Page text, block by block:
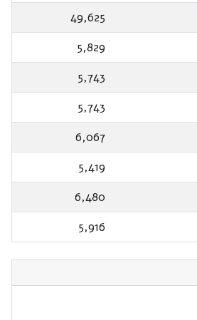
49,625
5,829
5,743
5,743
6,067
5,419
6,480
5,916